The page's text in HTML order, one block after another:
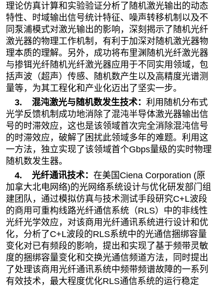
理论仿真计算和实验验证分析了随机激光输出的动态
特性、时域输出信号统计特征、噪声转移机制以及不
同泵浦模式对激光输出的影响，深刻揭示了随机光纤
激光器的物理工作机制，有利于加深对随机激光器物
理本质的理解。另外，成功将布里渊随机光纤激光器
与掺铒光纤随机光纤激光器应用于不同实用领域，包
括声波（超声）传感、随机数产生以及高精度光谱测
量等，为其工程化和产业化迈出了坚实一步。
3.
混沌激光与随机数发生技术： 利用随机分布式
光学反馈机制成功地消除了混沌半导体激光器输出信
号的时滞效应，这也是该领域首次完全消除混沌信号
的时滞效应，破解了困扰此领域多年的难题。利用这
一方法，独立实现了该领域首个Gbps量级的实时物理
随机数发生器。
4.
光纤通讯技术： 在美国 Ciena Corporation (原
加拿大北电网络)的光网络系统设计与优化研发部门组
建团队，通过模拟仿真与技术测试手段研究C+L波段
的商用可重构线路光纤通信系统（RLS）中的非线性
光纤光学效应，对该商用光纤通讯系统进行设计和优
化，分析了C+L波段的RLS系统中的光通信捆绑容量
变化对已有频段的影响，提出和实现了基于频带灵敏
度的捆绑容量变化和交换光通信频道方法，同时提出
了处理该商用光纤通讯系统中频带频谱故障的一系列
有效技术，最大程度优化RLS通信系统的运行稳定